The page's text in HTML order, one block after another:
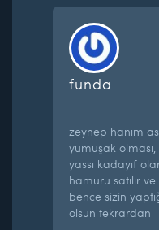
funda
zeynep hanım
yumuşak
yassı kadayıf
hamuru satılır
bence sizin
olsun tekrardan